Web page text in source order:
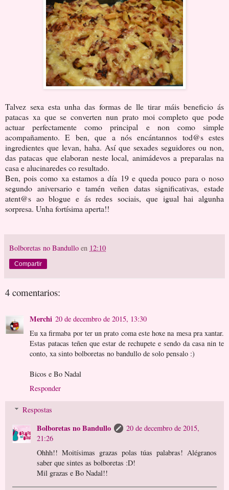
Talvez sexa esta unha das formas de lle tirar máis beneficio ás
patacas xa que se converten nun prato moi completo que pode
actuar perfectamente como principal e non como simple
acompañamento. E ben, que a nós encántannos tod@s estes
ingredientes que levan, haha. Así que sexades seguidores ou non,
das patacas que elaboran neste local, animádevos a preparalas na
casa e alucinaredes co resultado.
Ben, pois como xa estamos a día 19 e queda pouco para o noso
segundo aniversario e tamén veñen datas significativas, estade
atent@s ao blogue e ás redes sociais, que igual hai algunha
sorpresa. Unha fortísima aperta!!
Bolboretas no Bandullo en 12:10
Compartir
4 comentarios:
Merchi 20 de decembro de 2015, 13:30
Eu xa firmaba por ter un prato coma este hoxe na mesa pra xantar.
Estas patacas teñen que estar de rechupete e sendo da casa nin te
conto, xa sinto bolboretas no bandullo de solo pensalo :)
Bicos e Bo Nadal
Responder
Respostas
Bolboretas no Bandullo
20 de decembro de 2015,
21:26
Ohhh!! Moitísimas grazas polas túas palabras! Alégranos
saber que sintes as bolboretas :D!
Mil grazas e Bo Nadal!!